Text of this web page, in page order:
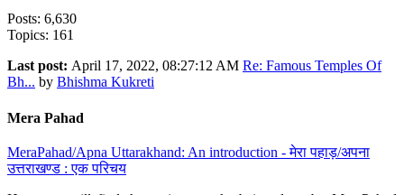
Posts: 6,630
Topics: 161
Last post: April 17, 2022, 08:27:12 AM Re: Famous Temples Of
Bh... by Bhishma Kukreti
Mera Pahad
MeraPahad/Apna Uttarakhand: An introduction - मेरा पहाड़/अपना
उत्तराखण्ड : एक परिचय